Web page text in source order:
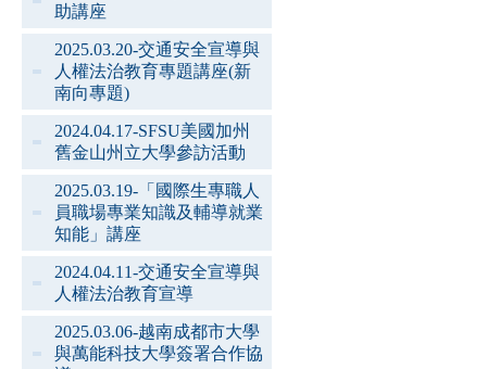
助講座
2025.03.20-交通安全宣導與
人權法治教育專題講座(新
南向專題)
2024.04.17-SFSU美國加州
舊金山州立大學參訪活動
2025.03.19-「國際生專職人
員職場專業知識及輔導就業
知能」講座
2024.04.11-交通安全宣導與
人權法治教育宣導
2025.03.06-越南成都市大學
與萬能科技大學簽署合作協